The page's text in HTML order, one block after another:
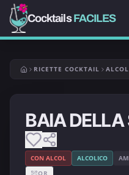
CocktailsFACILES
RICETTE COCKTAIL
BAIA DELLA
CON ALCOL ALCOLICO
QR